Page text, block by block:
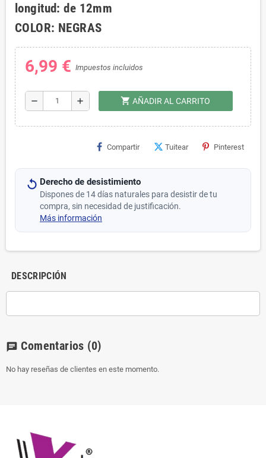
longitud: de 12mm
COLOR: NEGRAS
6,99 € Impuestos incluidos
remove add shopping_cart AÑADIR AL CARRITO
Compartir Tuitear Pinterest
Derecho de desistimiento
Dispones de 14 días naturales para desistir de tu
compra, sin necesidad de justificación.
Más información
DESCRIPCIÓN
chat Comentarios (0)
No hay reseñas de clientes en este momento.